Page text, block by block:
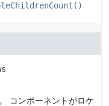
コンポーネントがロケ